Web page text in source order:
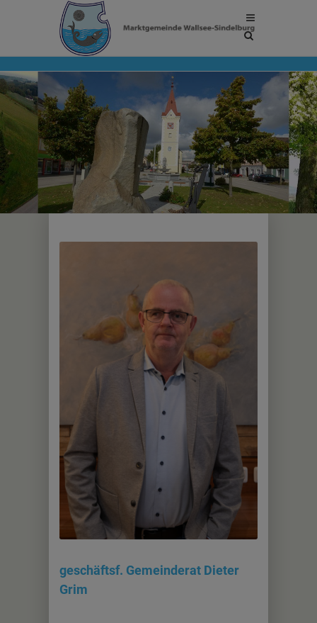
Site
geschäftsf. Gemeinderat Dieter
Grim